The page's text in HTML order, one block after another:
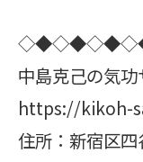
中島克己の気功
https://kikoh-
住所：新宿区